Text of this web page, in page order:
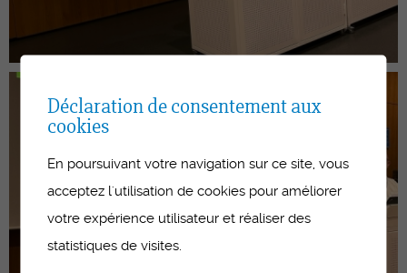
Déclaration de consentement aux
cookies
En poursuivant votre navigation sur ce site, vous
acceptez l'utilisation de cookies pour améliorer
votre expérience utilisateur et réaliser des
statistiques de visites.